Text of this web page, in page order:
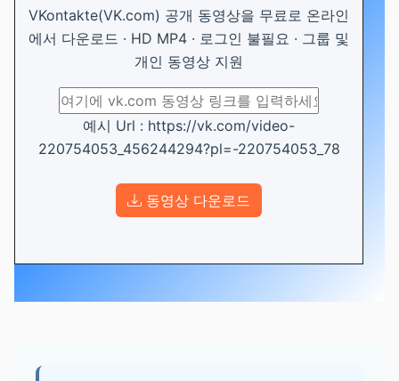
VKontakte(VK.com) 공개 동영상을 무료로 온라인
에서 다운로드 · HD MP4 · 로그인 불필요 · 그룹 및
개인 동영상 지원
예시 Url : https://vk.com/video-
220754053_456244294?pl=-220754053_78
동영상 다운로드